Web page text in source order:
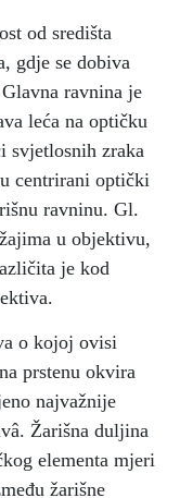
od središta
gdje se dobiva
ravnina je
leća na optičku
svjetlosnih zraka
centrirani optički
ravninu. Gl.
u objektivu,
je kod
o kojoj ovisi
prstenu okvira
najvažnije
Žarišna duljina
elementa mjeri
žarišne